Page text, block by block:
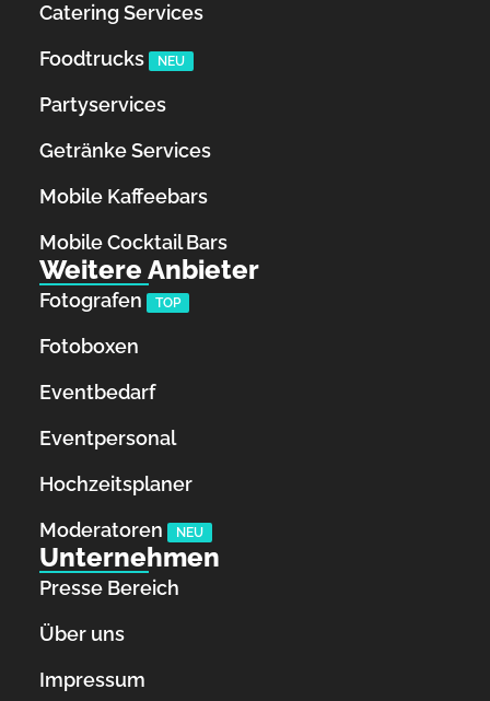
Catering Services
Foodtrucks
NEU
Partyservices
Getränke Services
Mobile Kaffeebars
Mobile Cocktail Bars
Weitere Anbieter
Fotografen TOP
Fotoboxen
Eventbedarf
Eventpersonal
Hochzeitsplaner
Moderatoren
NEU
Unternehmen
Presse Bereich
Über uns
Impressum